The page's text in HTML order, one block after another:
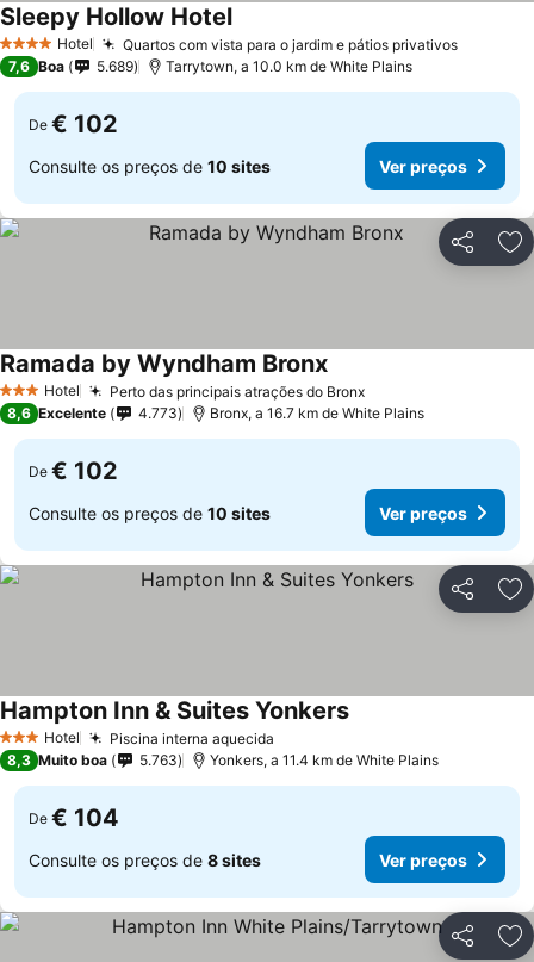
4 EstrelasHotel Quartos com vista para o jardim e pátios privativosVer
Sleepy Hollow HotelVer preços
7,6 Boa 5.689 Tarrytown, a 10.0 km de White Plains
De € 102
Consulte os preços de 10 sites Ver preços
Partilhar
3 EstrelasHotel Perto das principais atrações do BronxVer preços
Ramada by Wyndham BronxVer preços
8,6 Excelente 4.773 Bronx, a 16.7 km de White Plains
De € 102
Consulte os preços de 10 sites Ver preços
Partilhar
3 EstrelasHotel Piscina interna aquecida
Hampton Inn & Suites YonkersVer preços
8,3 Muito boa 5.763 Yonkers, a 11.4 km de White Plains
De € 104
Consulte os preços de 8 sites Ver preços
Partilhar